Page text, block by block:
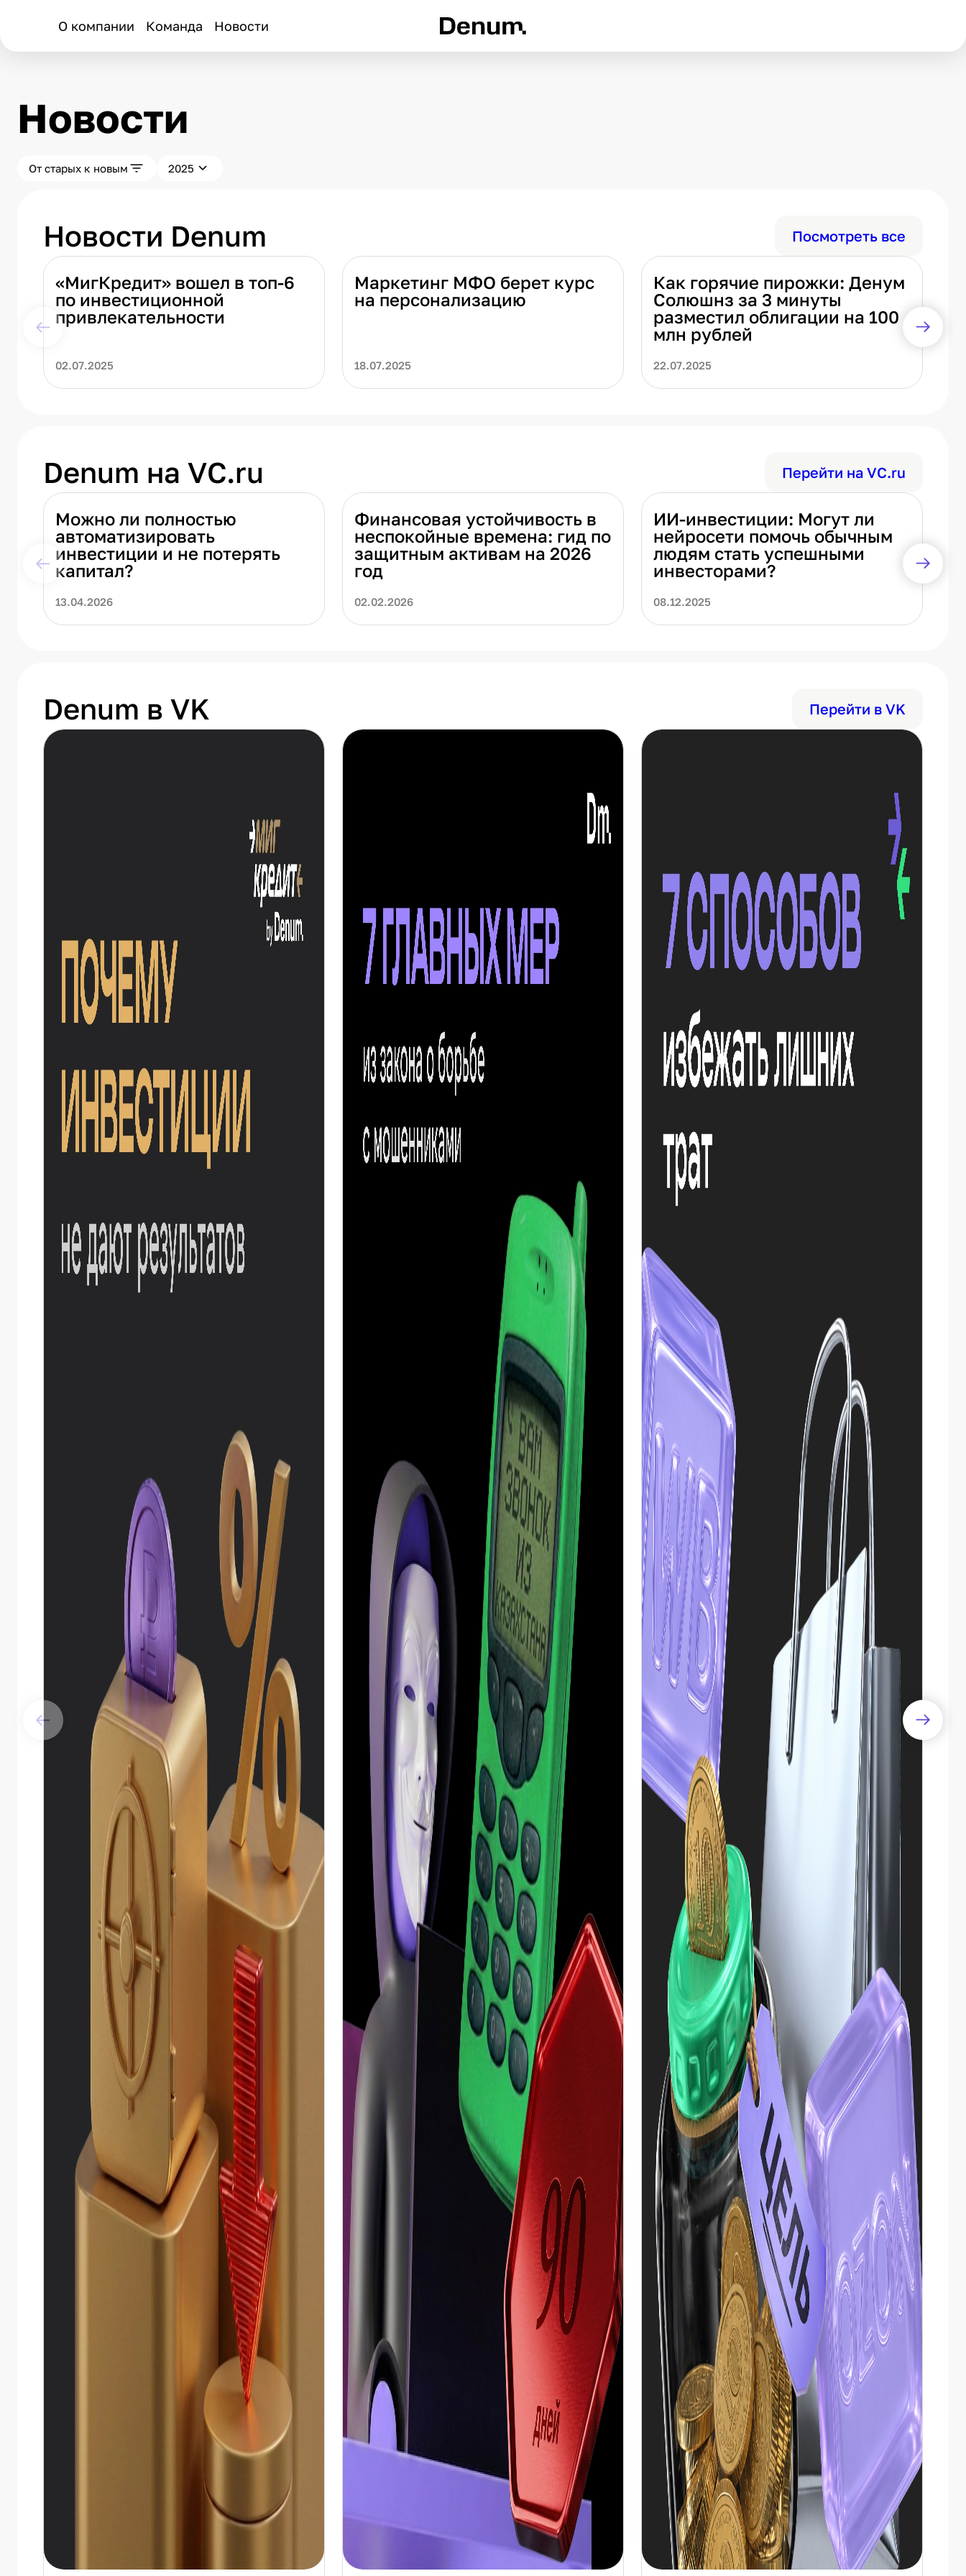
О компании Команда Новости
Новости
От старых к новым 2025
Новости Denum Посмотреть все
«МигКредит» вошел в топ-6
по инвестиционной
привлекательности
02.07.2025
Маркетинг МФО берет курс
на персонализацию
18.07.2025
Как горячие пирожки: Денум
Солюшнз за 3 минуты
разместил облигации на 100
млн рублей
22.07.2025
Denum на VC.ru Перейти на VC.ru
Можно ли полностью
автоматизировать
инвестиции и не потерять
капитал?
13.04.2026
Финансовая устойчивость в
неспокойные времена: гид по
защитным активам на 2026
год
02.02.2026
ИИ-инвестиции: Могут ли
нейросети помочь обычным
людям стать успешными
инвесторами?
08.12.2025
Denum в VK Перейти в VK